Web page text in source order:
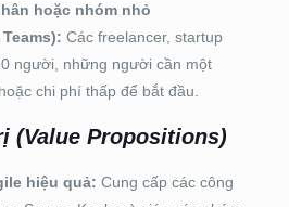
hoặc nhóm nhỏ
Các freelancer, startup
người, những người cần một
chi phí thấp để bắt đầu.
(Value Propositions)
hiệu quả: Cung cấp các công